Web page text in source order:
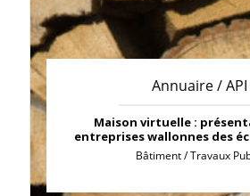
Annuaire / API
Maison virtuelle :
entreprises wallonnes des
Bâtiment / Travaux